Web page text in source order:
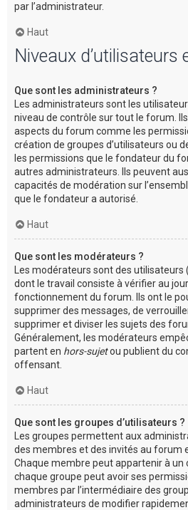
par l’administrateur.
Haut
Niveaux d’utilisateurs
Que sont les administrateurs ?
Les administrateurs sont les
niveau de contrôle sur tout le forum.
aspects du forum comme les
création de groupes d’utilisateurs ou
les permissions que le fondateur du
autres administrateurs. Ils peuvent
capacités de modération sur
que le fondateur a autorisé.
Haut
Que sont les modérateurs ?
Les modérateurs sont des utilisateurs
dont le travail consiste à vérifier au
fonctionnement du forum. Ils ont le
supprimer des messages, de
supprimer et diviser les sujets des
Généralement, les modérateurs
partent en hors-sujetou publient du
offensant.
Haut
Que sont les groupes d’utilisateurs ?
Les groupes permettent aux
des membres et des invités au forum
Chaque membre peut appartenir à un
chaque groupe peut avoir ses
membres par l’intermédiaire des
administrateurs de modifier